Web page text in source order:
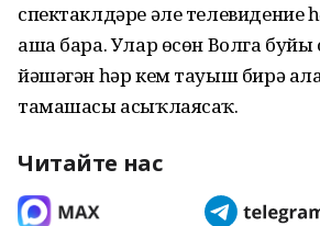
спектаклдәре әле телевидение
аша бара. Улар өсөн Волга
йәшәгән һәр кем тауыш бирә ала.
тамашасы асыҡлаясаҡ.
Читайте нас